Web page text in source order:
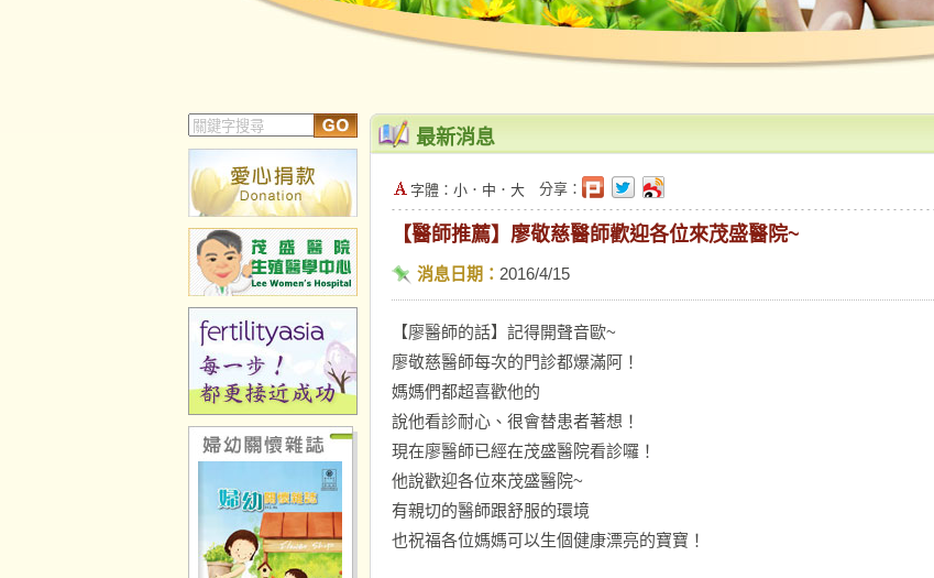
最新消息
字體： 小 ． 中 ． 大 分享：
【醫師推薦】廖敬慈醫師歡迎各位來茂盛醫院~
消息日期： 2016/4/15
【廖醫師的話】記得開聲音歐~
廖敬慈醫師每次的門診都爆滿阿！
媽媽們都超喜歡他的
說他看診耐心、很會替患者著想！
現在廖醫師已經在茂盛醫院看診囉！
他說歡迎各位來茂盛醫院~
有親切的醫師跟舒服的環境
也祝福各位媽媽可以生個健康漂亮的寶寶！